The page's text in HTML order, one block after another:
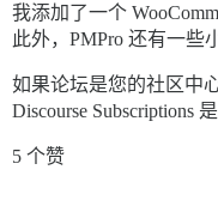
我添加了一个
此外，PMPro 还有一些
如果论坛是您的社区中
Discourse Subscriptions
5 个赞